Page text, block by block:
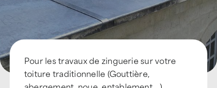
Pour les travaux de zinguerie sur votre
toiture traditionnelle (Gouttière,